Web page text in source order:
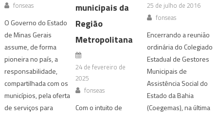
fonseas
O Governo do Estado
de Minas Gerais
assume, de forma
pioneira no país, a
responsabilidade,
compartilhada com os
municípios, pela oferta
de serviços para
municipais da
Região
Metropolitana
24 de fevereiro de
2025
fonseas
Com o intuito de
25 de julho de 2016
fonseas
Encerrando a reunião
ordinária do Colegiado
Estadual de Gestores
Municipais de
Assistência Social do
Estado da Bahia
(Coegemas), na última